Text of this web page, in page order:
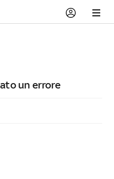
un errore